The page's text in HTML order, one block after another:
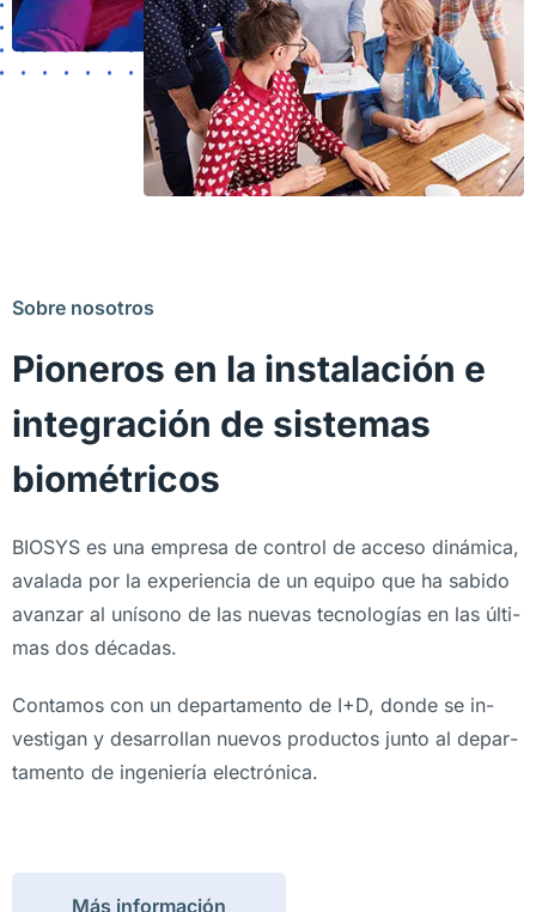
Sobre nosotros
Pioneros en la instalación e
integración de sistemas
biométricos
BIOSYS es una em­presa de control de acceso di­ná­mica,
ava­lada por la ex­pe­rien­cia de un equipo que ha sa­bido
avan­zar al uní­sono de las nue­vas tec­no­lo­gías en las úl­ti­
mas dos dé­ca­das.
Contamos con un de­par­ta­mento de I+D, donde se in­
ves­ti­gan y desa­rro­llan nue­vos pro­duc­tos junto al de­par­
ta­mento de in­ge­nie­ría electrónica.
Más información